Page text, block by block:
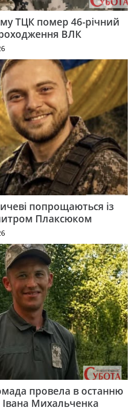
ТЦК помер 46-річний
ВЛК
попрощаються із
Плаксюком
провела в останню
Михальченка